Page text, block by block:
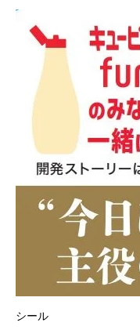
シール